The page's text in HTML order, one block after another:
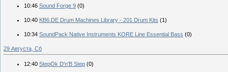
10:46 Sound Forge 9 (0)
10:40 KB6.DE Drum Machines Library - 201 Drum Kits (1)
10:34 SoundPack Native Instruments KORE Line Essential Bass (0)
29 Августа, Сб
12:40 StepOk D'n'B Step (0)